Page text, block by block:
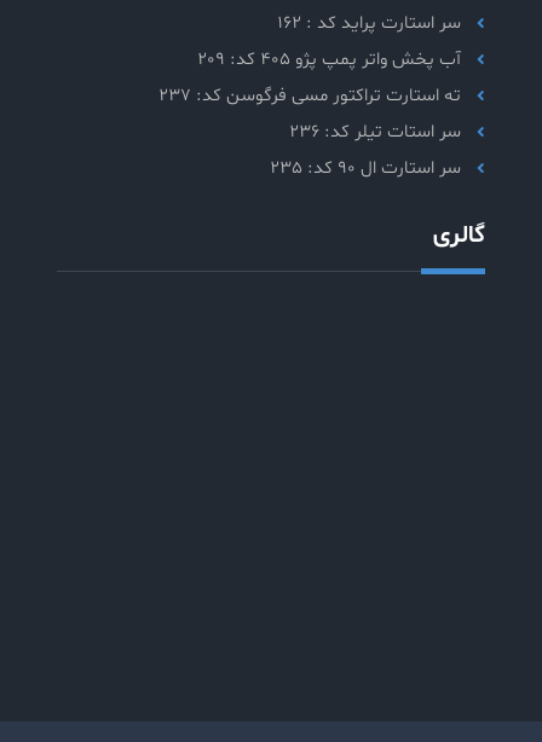
سر استارت پراید کد : 162
آب پخش واتر پمپ پژو 405 کد: 209
ته استارت تراکتور مسی فرگوسن کد: 237
سر استات تیلر کد: 236
سر استارت ال 90 کد: 235
گالری